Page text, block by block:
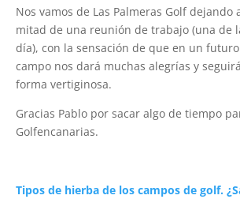
Nos vamos de Las Palmeras Golf dejando
mitad de una reunión de trabajo (una de
día), con la sensación de que en un
campo nos dará muchas alegrías y
forma vertiginosa.
Gracias Pablo por sacar algo de tiempo
Golfencanarias.
Tipos de hierba de los campos de golf.